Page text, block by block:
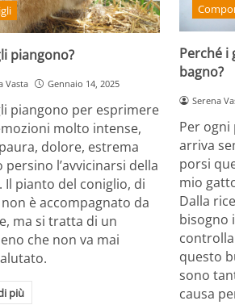
piangono?
Vasta Gennaio 14, 2025
piangono per esprimere
molto intense,
dolore, estrema
persino l’avvicinarsi della
Il pianto del coniglio, di
è accompagnato da
ma si tratta di un
che non va mai
più
Perché i
bagno?
Serena
Per
arriva
porsi
mio
Dalla
bisogno
questo
sono
causa